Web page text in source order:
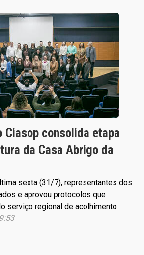
Ciasop consolida etapa
da Casa Abrigo da
sexta (31/7), representantes dos
e aprovou protocolos que
serviço regional de acolhimento